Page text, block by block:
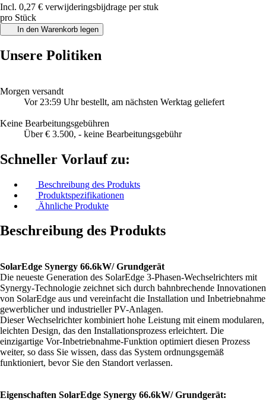
Incl. 0,27 € verwijderingsbijdrage per stuk
pro Stück
In den Warenkorb legen
Unsere Politiken
Morgen versandt
Vor 23:59 Uhr bestellt, am nächsten Werktag geliefert
Keine Bearbeitungsgebühren
Über € 3.500, - keine Bearbeitungsgebühr
Schneller Vorlauf zu:
Beschreibung des Produkts
Produktspezifikationen
Ähnliche Produkte
Beschreibung des Produkts
SolarEdge Synergy 66.6kW/ Grundgerät
Die neueste Generation des SolarEdge 3-Phasen-Wechselrichters mit
Synergy-Technologie zeichnet sich durch bahnbrechende Innovationen
von SolarEdge aus und vereinfacht die Installation und Inbetriebnahme
gewerblicher und industrieller PV-Anlagen.
Dieser Wechselrichter kombiniert hohe Leistung mit einem modularen,
leichten Design, das den Installationsprozess erleichtert. Die
einzigartige Vor-Inbetriebnahme-Funktion optimiert diesen Prozess
weiter, so dass Sie wissen, dass das System ordnungsgemäß
funktioniert, bevor Sie den Standort verlassen.
Eigenschaften SolarEdge Synergy 66.6kW/ Grundgerät: